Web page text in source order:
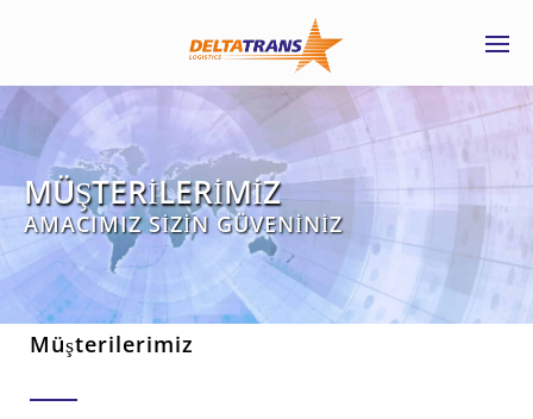
MÜŞTERİLERİMİZ
AMACIMIZ SİZİN GÜVENİNİZ
Müşterilerimiz